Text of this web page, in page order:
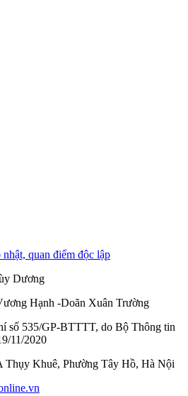
quan điểm độc lập
Dương
Hạnh -Doãn Xuân Trường
số 535/GP-BTTTT, do Bộ Thông tin
11/2020
Thụy Khuê, Phường Tây Hồ, Hà Nội